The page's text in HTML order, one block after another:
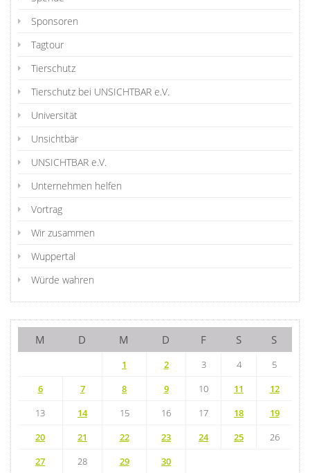
Sponsoren
Tagtour
Tierschutz
Tierschutz bei UNSICHTBAR e.V.
Universität
Unsichtbär
UNSICHTBAR e.V.
Unternehmen helfen
Vortrag
Wir zusammen
Wuppertal
Würde wahren
M D M D F S S
1 2 3 4
5
6
7 8 9 10 11
12
13
14 15 16 17 18
19
20
21 22 23 24 25
26
27
28 29 30